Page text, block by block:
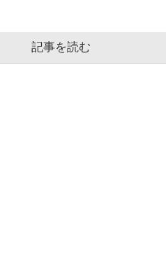
記事を読む